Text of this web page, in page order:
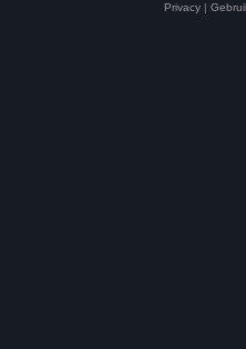
Privacy |